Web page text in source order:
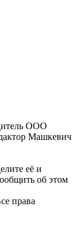
ООО
Машкевич
её и
об этом
права